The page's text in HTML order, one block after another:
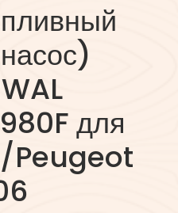
для
Peugeot